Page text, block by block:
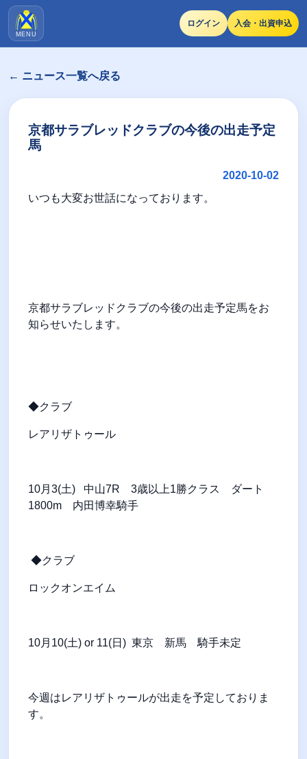
MENU
ログイン 入会・出資申込
← ニュース一覧へ戻る
京都サラブレッドクラブの今後の出走予定
馬
2020-10-02
いつも大変お世話になっております。
京都サラブレッドクラブの今後の出走予定馬をお
知らせいたします。
◆クラブ
レアリザトゥール
10月 3(土) 中山7R 3歳以上1勝クラス ダート
1800m 内田博幸騎手
◆クラブ
ロックオンエイム
10月10(土) or 11(日) 東京 新馬 騎手未定
今週はレアリザトゥールが出走を予定しておりま
す。